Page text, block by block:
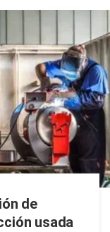
de
usada